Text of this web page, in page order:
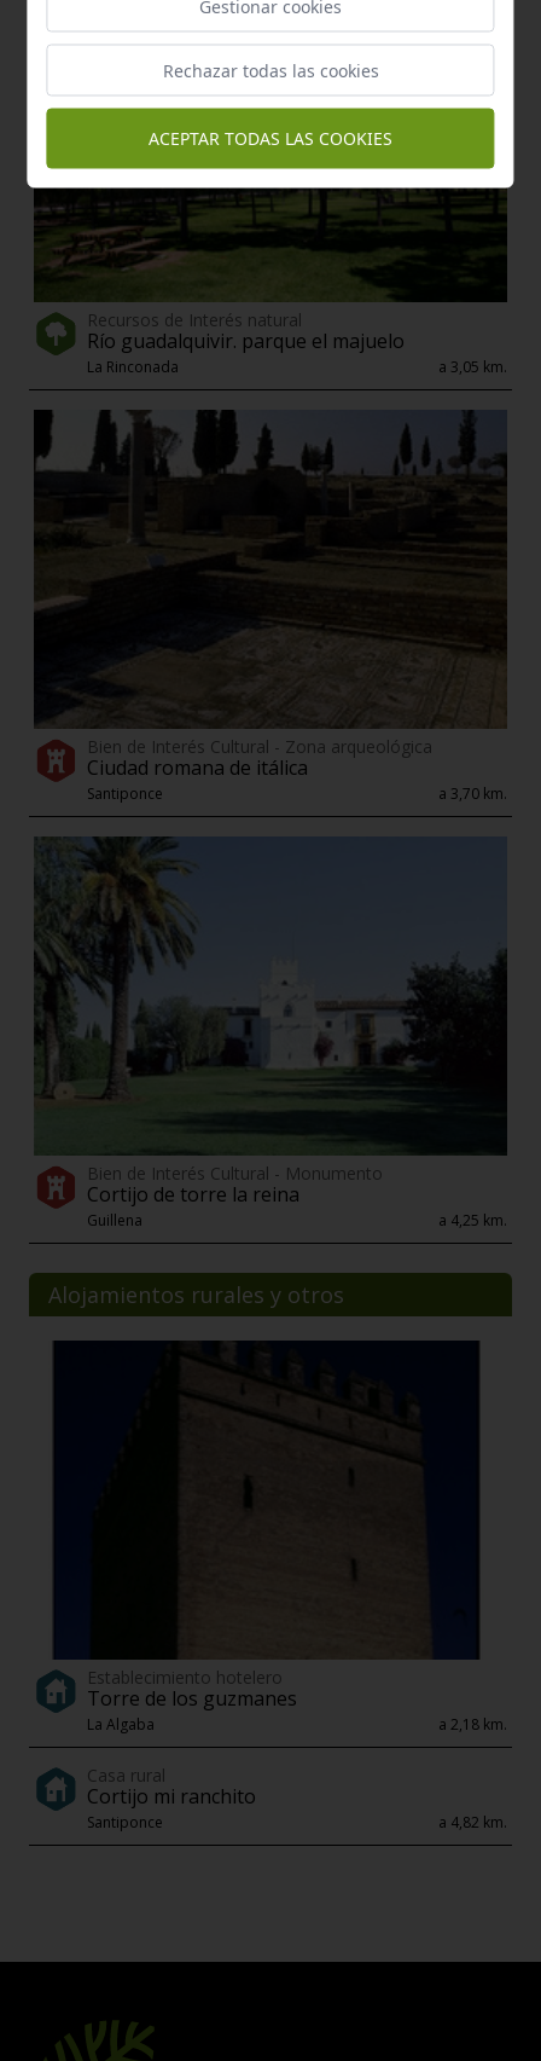
Recursos de Interés natural
Río guadalquivir. parque el majuelo
La Rinconada a 3,05 km.
Bien de Interés Cultural - Zona arqueológica
Ciudad romana de itálica
Santiponce a 3,70 km.
Bien de Interés Cultural - Monumento
Cortijo de torre la reina
Guillena a 4,25 km.
Alojamientos rurales y otros
Establecimiento hotelero
Torre de los guzmanes
La Algaba a 2,18 km.
Casa rural
Cortijo mi ranchito
Santiponce a 4,82 km.
Gestionar cookies
Rechazar todas las cookies
ACEPTAR TODAS LAS COOKIES